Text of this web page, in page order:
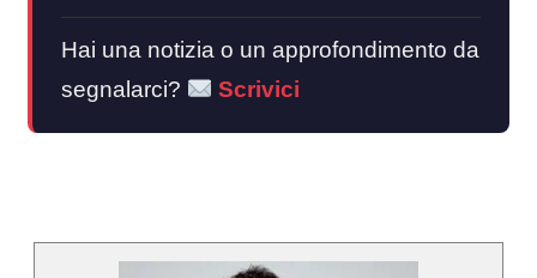
Hai una notizia o un approfondimento da
segnalarci?
Scrivici